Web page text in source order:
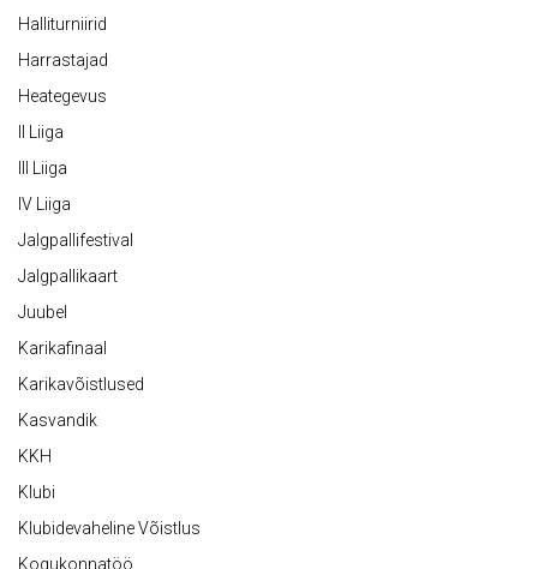
Halliturniirid
Harrastajad
Heategevus
II Liiga
III Liiga
IV Liiga
Jalgpallifestival
Jalgpallikaart
Juubel
Karikafinaal
Karikavõistlused
Kasvandik
KKH
Klubi
Klubidevaheline Võistlus
Kogukonnatöö